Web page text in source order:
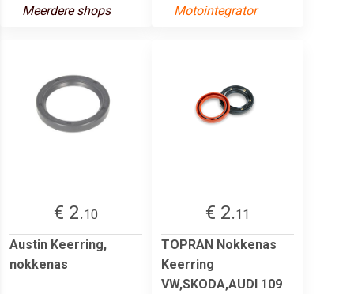
Meerdere shops Motointegrator
€ 2.10
Austin Keerring,
nokkenas
€ 2.11
TOPRAN Nokkenas
Keerring
VW,SKODA,AUDI 109